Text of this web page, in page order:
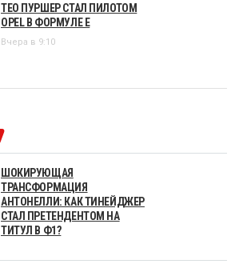
ТЕО ПУРШЕР СТАЛ ПИЛОТОМ
OPEL В ФОРМУЛЕ Е
Вчера в 9:10
ШОКИРУЮЩАЯ
ТРАНСФОРМАЦИЯ
АНТОНЕЛЛИ: КАК ТИНЕЙДЖЕР
СТАЛ ПРЕТЕНДЕНТОМ НА
ТИТУЛ В Ф1?